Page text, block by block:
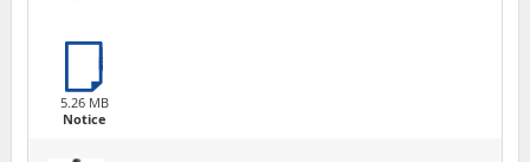
5.26 MB
Notice